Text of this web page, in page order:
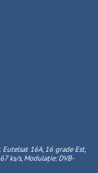
Eutelsat 16A, 16 grade Est,
ks/s, Modulație: DVB-